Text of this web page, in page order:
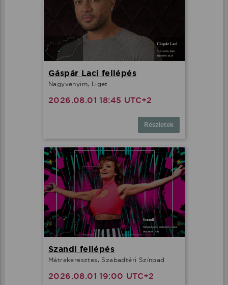
Gáspár Laci fellépés
Nagyvenyim, Liget
2026.08.01 18:45 UTC+2
Részletek
Szandi fellépés
Mátrakeresztes, Szabadtéri Színpad
2026.08.01 19:00 UTC+2